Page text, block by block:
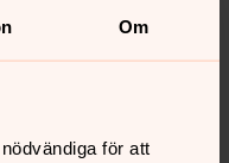
Om
för att